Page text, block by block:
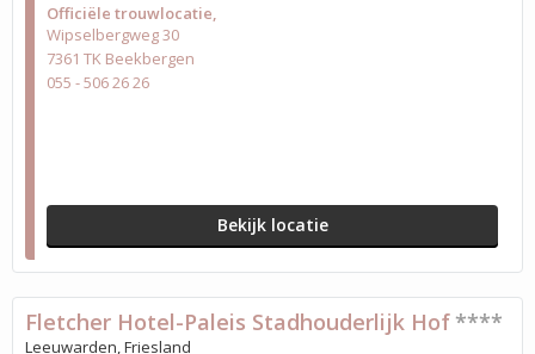
Officiële trouwlocatie
Wipselbergweg 30
7361 TK Beekbergen
055 - 506 26 26
Bekijk locatie
Fletcher Hotel-Paleis Stadhouderlijk Hof ****
Leeuwarden, Friesland